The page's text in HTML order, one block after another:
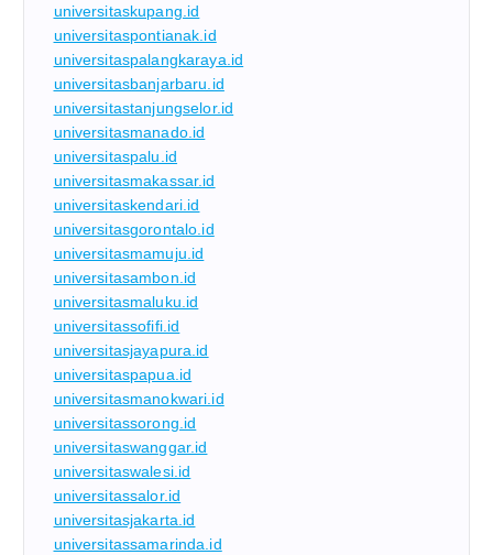
universitaskupang.id
universitaspontianak.id
universitaspalangkaraya.id
universitasbanjarbaru.id
universitastanjungselor.id
universitasmanado.id
universitaspalu.id
universitasmakassar.id
universitaskendari.id
universitasgorontalo.id
universitasmamuju.id
universitasambon.id
universitasmaluku.id
universitassofifi.id
universitasjayapura.id
universitaspapua.id
universitasmanokwari.id
universitassorong.id
universitaswanggar.id
universitaswalesi.id
universitassalor.id
universitasjakarta.id
universitassamarinda.id